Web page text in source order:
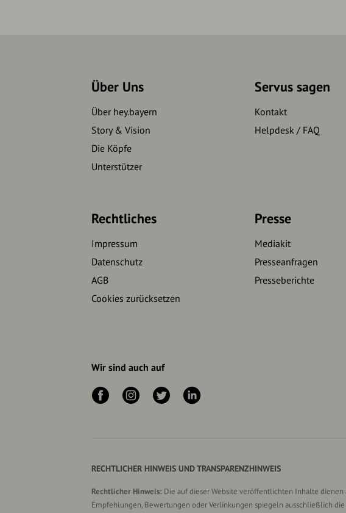
Über Uns
Über hey.bayern
Story & Vision
Die Köpfe
Unterstützer
Servus sagen
Kontakt
Helpdesk / FAQ
Rechtliches
Impressum
Datenschutz
AGB
Cookies zurücksetzen
Presse
Mediakit
Presseanfragen
Presseberichte
Wir sind auch auf
RECHTLICHER HINWEIS UND TRANSPARENZHINWEIS
Rechtlicher Hinweis: Die auf dieser Website veröffentlichten Inhalte
Empfehlungen, Bewertungen oder Verlinkungen spiegeln ausschließlich